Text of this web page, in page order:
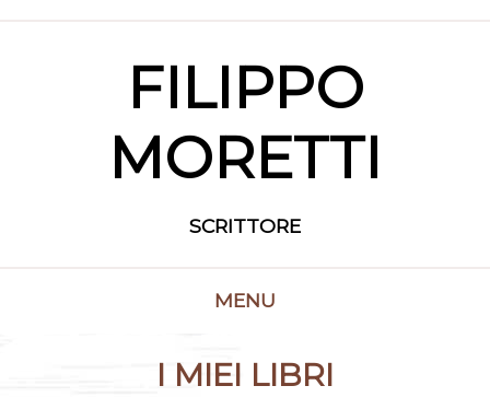
FILIPPO
MORETTI
SCRITTORE
MENU
I MIEI LIBRI